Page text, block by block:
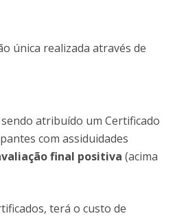
única realizada através de
sendo atribuído um Certificado
com assiduidades
final positiva (acima
terá o custo de